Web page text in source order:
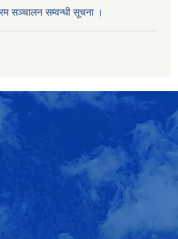
सञ्चालन सम्वन्धी सूचना ।